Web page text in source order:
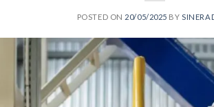
POSTED ON 20/05/2025 BY